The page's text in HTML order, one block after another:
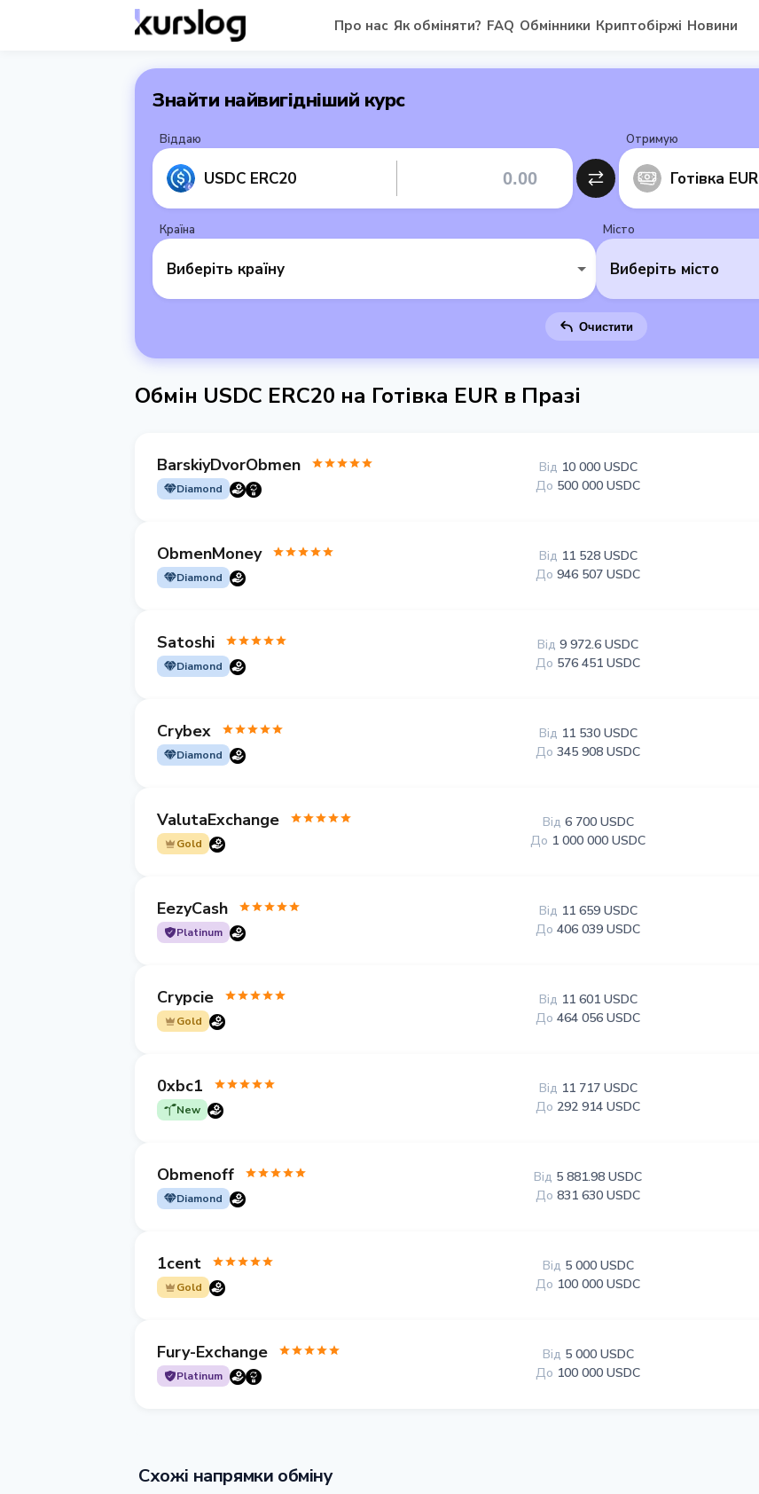
Про нас Як обміняти? FAQ Обмінники Криптобіржі Новини
Знайти найвигідніший курс
Віддаю
USDC ERC20
Отримую
Готівка EUR
Країна
Виберіть країну
Місто
Виберіть місто
Очистити
Обмін USDC ERC20 на Готівка EUR в Празі
BarskiyDvorObmen
Diamond
Від 10 000 USDC
До 500 000 USDC
ObmenMoney
Diamond
Від 11 528 USDC
До 946 507 USDC
Satoshi
Diamond
Від 9 972.6 USDC
До 576 451 USDC
Crybex
Diamond
Від 11 530 USDC
До 345 908 USDC
ValutaExchange
Gold
Від 6 700 USDC
До 1 000 000 USDC
EezyCash
Platinum
Від 11 659 USDC
До 406 039 USDC
Crypcie
Gold
Від 11 601 USDC
До 464 056 USDC
0xbc1
New
Від 11 717 USDC
До 292 914 USDC
Obmenoff
Diamond
Від 5 881.98 USDC
До 831 630 USDC
1cent
Gold
Від 5 000 USDC
До 100 000 USDC
Fury-Exchange
Platinum
Від 5 000 USDC
До 100 000 USDC
Схожі напрямки обміну